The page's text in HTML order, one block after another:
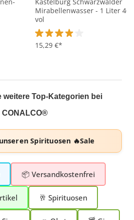
von 4.7 von 5 Sternen
Mirabellenwasser - 1 Liter
vol
Durchschnittliche
15,29 €*
weitere Top-Kategorien bei
CONALCO®
Spirituosen 🔥Sale
📦 Versandkostenfrei
🥂 Spirituosen